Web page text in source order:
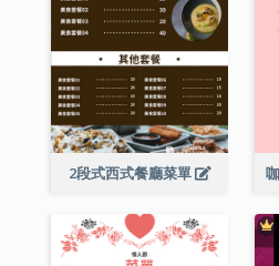
2段式西式餐廳菜單